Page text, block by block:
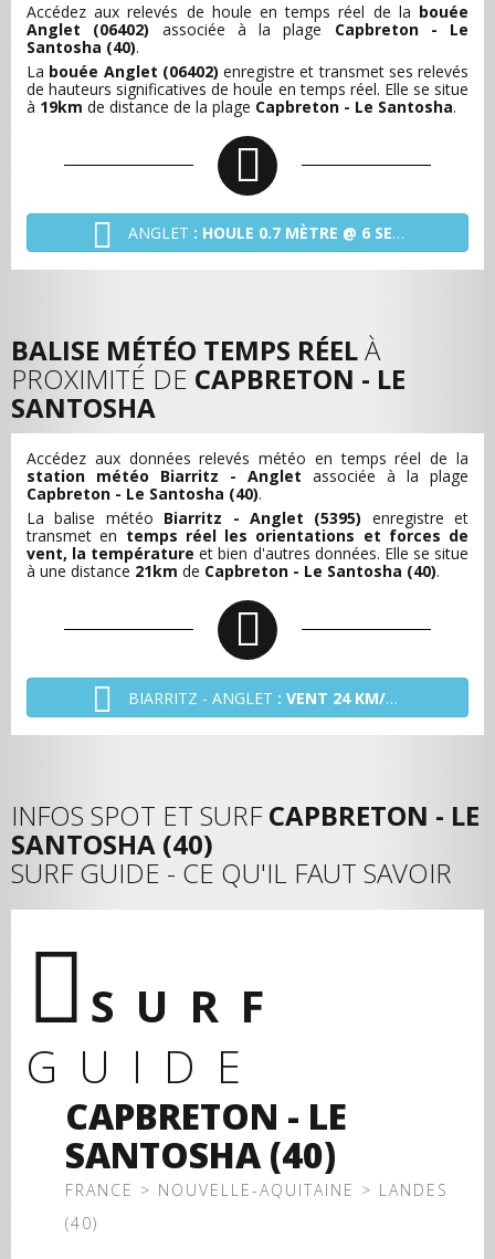
Accédez aux relevés de houle en temps réel de la bouée
Anglet (06402) associée à la plage Capbreton - Le
Santosha (40).
La bouée Anglet (06402) enregistre et transmet ses relevés
de hauteurs significatives de houle en temps réel. Elle se situe
à 19km de distance de la plage Capbreton - Le Santosha.
ANGLET : HOULE 0.7 MÈTRE @ 6 SECONDES
BALISE MÉTÉO TEMPS RÉELÀ
PROXIMITÉ DE CAPBRETON - LE
SANTOSHA
Accédez aux données relevés météo en temps réel de la
station météo Biarritz - Anglet associée à la plage
Capbreton - Le Santosha (40).
La balise météo Biarritz - Anglet (5395) enregistre et
transmet en temps réel les orientations et forces de
vent, la température et bien d'autres données. Elle se situe
à une distance 21km de Capbreton - Le Santosha (40).
BIARRITZ - ANGLET : VENT 24 KM/H - O
INFOS SPOT ET SURFCAPBRETON - LE
SANTOSHA (40)
SURF GUIDE - CE QU'IL FAUT SAVOIR
SURF
GUIDE
CAPBRETON - LE
SANTOSHA (40)
FRANCE > NOUVELLE-AQUITAINE > LANDES
(40)